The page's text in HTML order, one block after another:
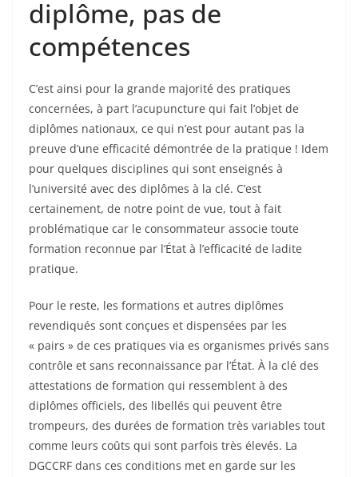
diplôme, pas de
compétences
C’est ainsi pour la grande majorité des pratiques
concernées, à part l’acupuncture qui fait l’objet de
diplômes nationaux, ce qui n’est pour autant pas la
preuve d’une efficacité démontrée de la pratique ! Idem
pour quelques disciplines qui sont enseignés à
l’université avec des diplômes à la clé. C’est
certainement, de notre point de vue, tout à fait
problématique car le consommateur associe toute
formation reconnue par l’État à l’efficacité de ladite
pratique.
Pour le reste, les formations et autres diplômes
revendiqués sont conçues et dispensées par les
« pairs » de ces pratiques via es organismes privés sans
contrôle et sans reconnaissance par l’État. À la clé des
attestations de formation qui ressemblent à des
diplômes officiels, des libellés qui peuvent être
trompeurs, des durées de formation très variables tout
comme leurs coûts qui sont parfois très élevés. La
DGCCRF dans ces conditions met en garde sur les